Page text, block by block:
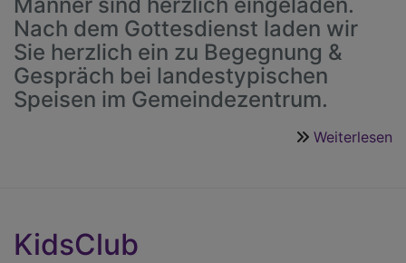
Nach dem Gottesdienst laden wir
Sie herzlich ein zu Begegnung &
Gespräch bei landestypischen
Speisen im Gemeindezentrum.
Weiterlesen
KidsClub